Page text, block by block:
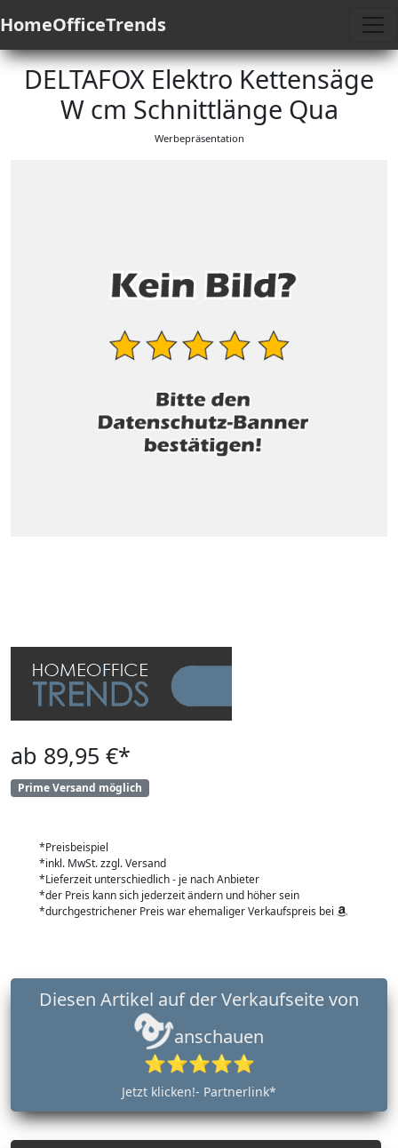
HomeOfficeTrends
DELTAFOX Elektro Kettensäge
W cm Schnittlänge Qua
Werbepräsentation
ab 89,95 €*
Prime Versand möglich
*Preisbeispiel
*inkl. MwSt. zzgl. Versand
*Lieferzeit unterschiedlich - je nach Anbieter
*der Preis kann sich jederzeit ändern und höher sein
*durchgestrichener Preis war ehemaliger Verkaufspreis bei
anschauen
⭐⭐⭐⭐⭐
Jetzt klicken!- Partnerlink*